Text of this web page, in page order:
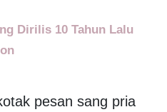
Dirilis 10 Tahun Lalu
pesan sang pria